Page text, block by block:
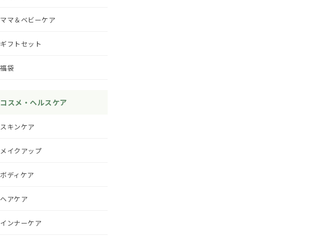
ママ＆ベビーケア
ギフトセット
福袋
コスメ・ヘルスケア
スキンケア
メイクアップ
ボディケア
ヘアケア
インナーケア